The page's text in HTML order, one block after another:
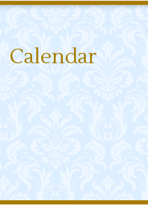
Calendar